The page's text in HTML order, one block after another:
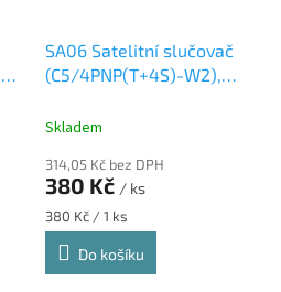
SA06 Satelitní slučovač
(C5/4PNP(T+4S)-W2),
Skladem
314,05 Kč bez DPH
380 Kč / ks
Měrná
cena:
380 Kč / 1 ks
Do košíku